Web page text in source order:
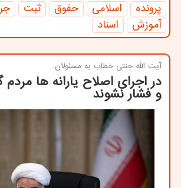
پرونده اسلامی حقوق ثبت
آموزش
اسناد
آیت الله جنتی خطاب به مسئولان:
در اجرای اصلاح یارانه ها
و فشار نشوند